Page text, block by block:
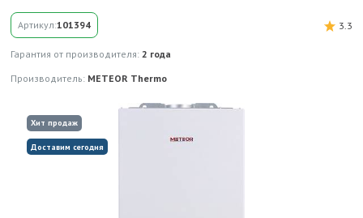
Артикул:101394
Гарантия от производителя: 2 года
Производитель: METEOR Thermo
3.3
Хит продаж
Доставим сегодня